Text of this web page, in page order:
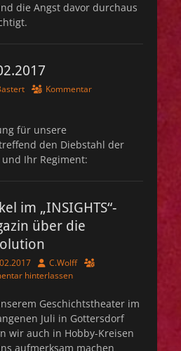
die Angst davor durchaus
Kommentar
für unsere
den Diebstahl der
Ihr Regiment:
im „INSIGHTS“-
über die
AutorC.Wolff
hinterlassen
Geschichtstheater im
Juli in Gottersdorf
wir auch in Hobby-Kreisen
aufmerksam machen